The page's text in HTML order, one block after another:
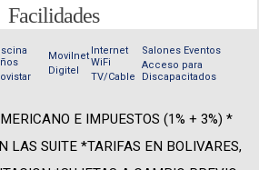
Facilidades
Movilnet
Digitel
Internet
WiFi
TV/Cable
Salones Eventos
Acceso para
Discapacitados
E IMPUESTOS (1% + 3%) *
LAS SUITE *TARIFAS EN BOLIVARES,